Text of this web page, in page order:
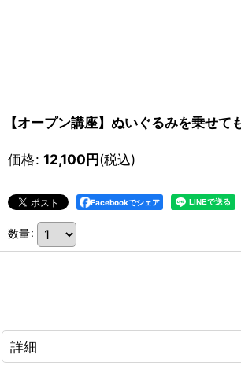
【オープン講座】ぬいぐるみを乗せて
価格: 12,100円(税込)
Facebookでシェア
数量:
詳細